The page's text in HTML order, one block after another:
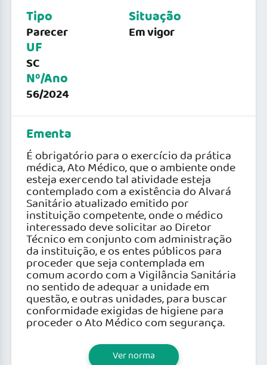
Tipo
Parecer
UF
SC
Nº/Ano
56/2024
Situação
Em vigor
Ementa
É obrigatório para o exercício da prática
médica, Ato Médico, que o ambiente onde
esteja exercendo tal atividade esteja
contemplado com a existência do Alvará
Sanitário atualizado emitido por
instituição competente, onde o médico
interessado deve solicitar ao Diretor
Técnico em conjunto com administração
da instituição, e os entes públicos para
proceder que seja contemplada em
comum acordo com a Vigilância Sanitária
no sentido de adequar a unidade em
questão, e outras unidades, para buscar
conformidade exigidas de higiene para
proceder o Ato Médico com segurança.
Ver norma